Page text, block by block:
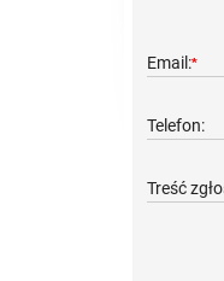
Email:*
Telefon:
Treść